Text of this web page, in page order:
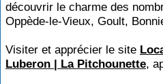
découvrir le charme des
Oppède-le-Vieux, Goult,
Visiter et apprécier le site
Luberon | La Pitchounette,